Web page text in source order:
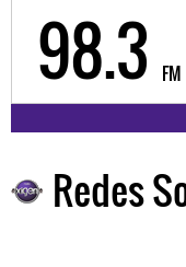
98.3 FM
Redes